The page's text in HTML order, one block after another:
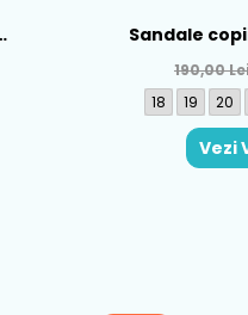
Sandale
Biomecanics,
190,00
18 19 20
Vezi